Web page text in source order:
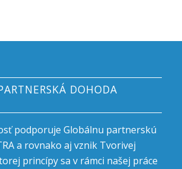
DOHODA
podporuje Globálnu partnerskú
a rovnako aj vznik Tvorivej
princípy sa v rámci našej práce